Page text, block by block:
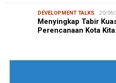
DEVELOPMENT TALKS 20/06/
Menyingkap Tabir
Perencanaan Kota Kita